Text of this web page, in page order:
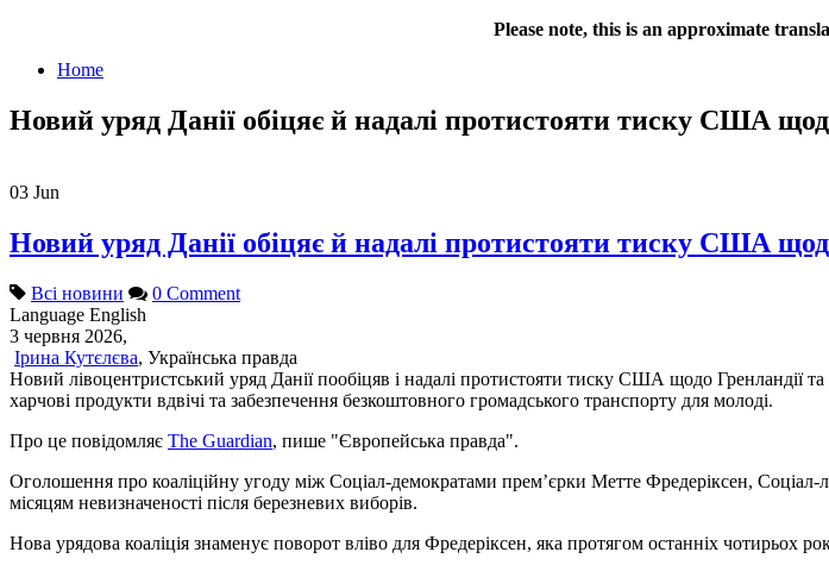
Please note, this is an approximate
Home
Новий уряд Данії обіцяє й надалі протистояти тиску США
03 Jun
Новий уряд Данії обіцяє й надалі протистояти тиску США
Всі новини
0 Comment
Language English
3 червня 2026,
Ірина Кутєлєва, Українська правда
Новий лівоцентристський уряд Данії пообіцяв і надалі протистояти тиску США щодо
харчові продукти вдвічі та забезпечення безкоштовного громадського транспорту для молоді.
Про це повідомляє The Guardian, пише "Європейська правда".
Оголошення про коаліційну угоду між Соціал-демократами прем’єрки Метте Фредеріксен,
місяцям невизначеності після березневих виборів.
Нова урядова коаліція знаменує поворот вліво для Фредеріксен, яка протягом останніх чотирьох